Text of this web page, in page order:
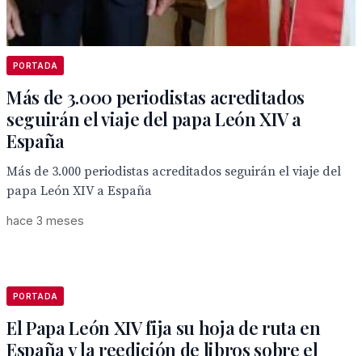
PORTADA
Más de 3.000 periodistas acreditados
seguirán el viaje del papa León XIV a
España
Más de 3.000 periodistas acreditados seguirán el viaje del
papa León XIV a España
hace 3 meses
PORTADA
El Papa León XIV fija su hoja de ruta en
España y la reedición de libros sobre el